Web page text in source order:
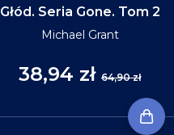
Głód. Seria Gone. Tom 2
Michael Grant
38,94 zł 64,90 zł